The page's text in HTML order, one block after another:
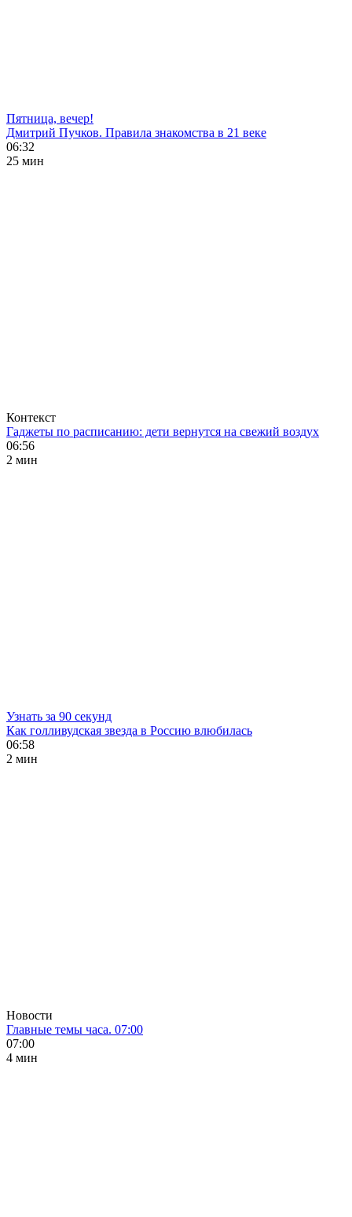
Пятница, вечер!
Дмитрий Пучков. Правила знакомства в 21 веке
06:32
25 мин
Контекст
Гаджеты по расписанию: дети вернутся на свежий воздух
06:56
2 мин
Узнать за 90 секунд
Как голливудская звезда в Россию влюбилась
06:58
2 мин
Новости
Главные темы часа. 07:00
07:00
4 мин